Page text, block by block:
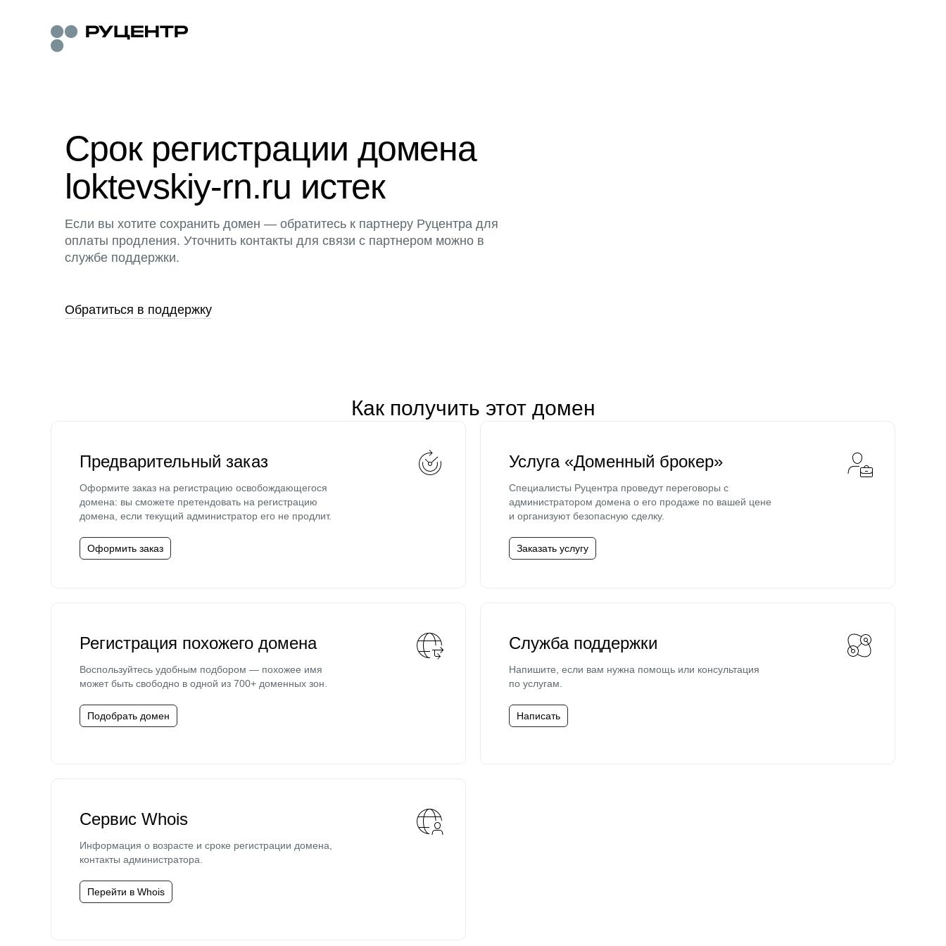
Срок регистрации домена
loktevskiy-rn.ru истек
Если вы хотите сохранить домен — обратитесь к партнеру Руцентра для
оплаты продления. Уточнить контакты для связи с партнером можно в
службе поддержки.
Обратиться в поддержку
Как получить этот домен
Предварительный заказ
Оформите заказ на регистрацию освобождающегося
домена: вы сможете претендовать на регистрацию
домена, если текущий администратор его не продлит.
Оформить заказ
Услуга «Доменный брокер»
Специалисты Руцентра проведут переговоры с
администратором домена о его продаже по вашей цене
и организуют безопасную сделку.
Заказать услугу
Регистрация похожего домена
Воспользуйтесь удобным подбором — похожее имя
может быть свободно в одной из 700+ доменных зон.
Подобрать домен
Служба поддержки
Напишите, если вам нужна помощь или консультация
по услугам.
Написать
Сервис Whois
Информация о возрасте и сроке регистрации домена,
контакты администратора.
Перейти в Whois